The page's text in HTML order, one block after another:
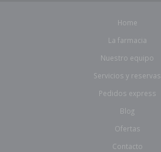
Home
La farmacia
Nuestro equipo
Servicios y reservas
Pedidos express
Blog
Ofertas
Contacto